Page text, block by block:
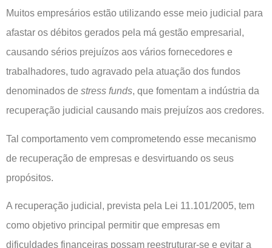
Muitos empresários estão utilizando esse meio judicial para
afastar os débitos gerados pela má gestão empresarial,
causando sérios prejuízos aos vários fornecedores e
trabalhadores, tudo agravado pela atuação dos fundos
denominados de stress funds, que fomentam a indústria da
recuperação judicial causando mais prejuízos aos credores.
Tal comportamento vem comprometendo esse mecanismo
de recuperação de empresas e desvirtuando os seus
propósitos.
A recuperação judicial, prevista pela Lei 11.101/2005, tem
como objetivo principal permitir que empresas em
dificuldades financeiras possam reestruturar-se e evitar a